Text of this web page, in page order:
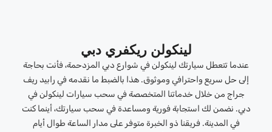
لينكولن ريكفري دبي
عندما تتعطل سيارتك لينكولن في شوارع دبي المزدحمة، فأنت بحاجة
إلى حل سريع واحترافي وموثوق. هذا بالضبط ما نقدمه في رابيد ريف
جراج من خلال خدماتنا المتخصصة في سحب سيارات لينكولن في
دبي. نضمن لك استجابة فورية ومساعدة في سحب سيارتك، أينما كنت
في المدينة. فريقنا ذو الخبرة متوفر على مدار الساعة طوال أيام